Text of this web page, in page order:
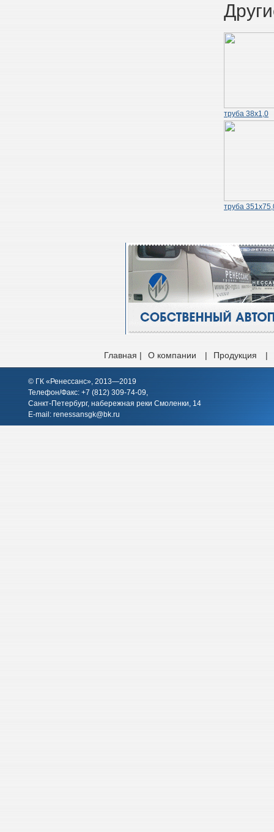
труба 38х1,0
труба
Главная | О компании | Продукция |
© ГК «Ренессанс», 2013—2019
Телефон/Факс: +7 (812) 309-74-09,
Санкт-Петербург, набережная реки Смоленки, 14
E-mail: renessansgk@bk.ru